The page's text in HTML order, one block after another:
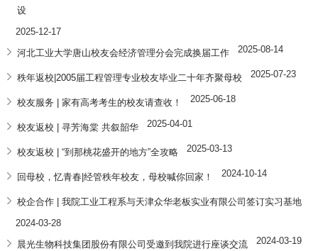
设
2025-12-17
河北工业大学唐山校友会经济管理分会完成换届工作
2025-08-14
秩年返校|2005届工程管理专业校友毕业二十年齐聚母校 2025-07-23
校友服务 | 家有高考考生的校友请查收！ 2025-06-18
校友返校 | 寻芳海棠 共叙韶华 2025-04-01
校友返校 | “到那桃花盛开的地方”全攻略 2025-03-13
回母校，忆青春|经管秩年校友，母校喊你回家！ 2024-10-14
校企合作 | 我院工业工程系与天津众华老板实业有限公司签订实习基地
2024-03-28
晨光生物科技集团股份有限公司受邀到我院进行座谈交流
2024-03-19